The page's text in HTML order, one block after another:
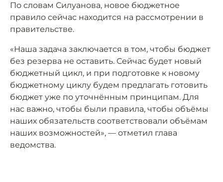
По словам Силуанова, новое бюджетное
правило сейчас находится на рассмотрении в
правительстве.
«Наша задача заключается в том, чтобы бюджет
без резерва не оставить. Сейчас будет новый
бюджетный цикл, и при подготовке к новому
бюджетному циклу будем предлагать готовить
бюджет уже по уточнённым принципам. Для
нас важно, чтобы были правила, чтобы объёмы
наших обязательств соответствовали объёмам
наших возможностей», — отметил глава
ведомства.